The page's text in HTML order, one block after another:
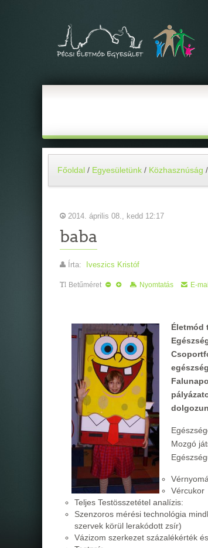
Főoldal / Egyesületünk / Közhasznúság /
2014. április 08., kedd 12:17
baba
Írta: Iveszics Kristóf
Betűméret Nyomtatás E-mail
Életmód
Mozgó
Vércukor
Teljes Testösszetétel analízis:
Szenzoros mérési technológia
szervek körül lerakódott zsír)
Vázizom szerkezet százalékérték